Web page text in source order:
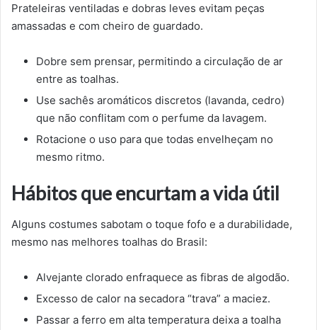
Prateleiras ventiladas e dobras leves evitam peças
amassadas e com cheiro de guardado.
Dobre sem prensar, permitindo a circulação de ar
entre as toalhas.
Use sachês aromáticos discretos (lavanda, cedro)
que não conflitam com o perfume da lavagem.
Rotacione o uso para que todas envelheçam no
mesmo ritmo.
Hábitos que encurtam a vida útil
Alguns costumes sabotam o toque fofo e a durabilidade,
mesmo nas melhores toalhas do Brasil:
Alvejante clorado enfraquece as fibras de algodão.
Excesso de calor na secadora “trava” a maciez.
Passar a ferro em alta temperatura deixa a toalha